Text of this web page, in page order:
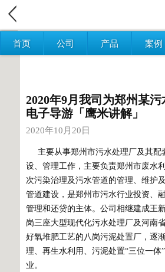
首页 公司 产品 案例
2020年9月我司为郑州某
电子导游「鹰米讲解」
2020年10月20日
主要从事郑州市污水处理厂及其配
设、管理工作，主要负责郑州市废水
次污染治理及污水管道的管理、维护
管道建设，是郑州市污水行业投资、
管理和还贷的主体。公司相继建成王
岗三座大型现代化污水处理厂及河南
好氧堆肥工艺的八岗污泥处置厂，逐
理、再生水利用、污泥处置“三位一体
业。